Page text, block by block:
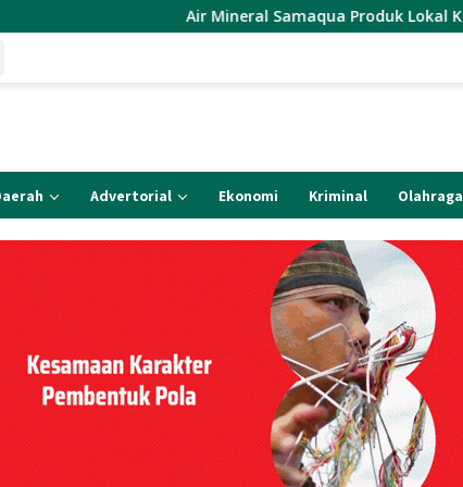
Air Mineral Samaqua Produk Lokal Kota Samarinda
Advertorial Ekonomi Kriminal Olahraga